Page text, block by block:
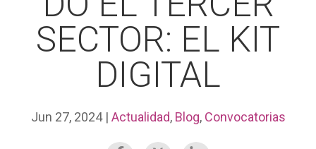
SECTOR: EL KIT
DIGITAL
Jun 27, 2024| Actualidad, Blog, Convocatorias